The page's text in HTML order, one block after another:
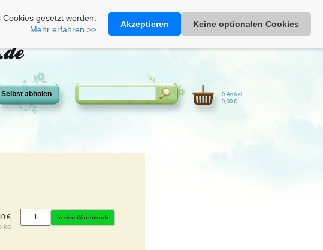
Heimathonig auf Facebook|Kunden-Login|Warenkorb
gesetzt werden.
Mehr erfahren >>
Akzeptieren Keine optionalen Cookies
Selbst abholen
0 Artikel
0,00 €
€
kg
In den Warenkorb